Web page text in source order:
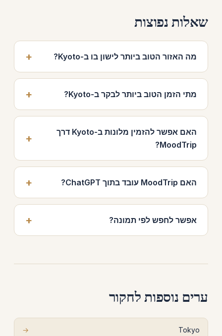
שאלות נפוצות
מה האזור הטוב ביותר לישון בו ב-Kyoto?
מתי הזמן הטוב ביותר לבקר ב-Kyoto?
האם אפשר להזמין מלונות ב-Kyoto דרך
MoodTrip?
האם MoodTrip עובד בתוך ChatGPT?
אפשר לחפש לפי תמונה?
ערים נוספות לחקור
Tokyo
→